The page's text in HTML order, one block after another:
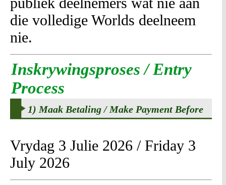
die volledige Worlds deelneem
nie.
Inskrywingsproses / Entry
Process
1) Maak Betaling / Make Payment Before
Vrydag 3 Julie 2026 / Friday 3
July 2026